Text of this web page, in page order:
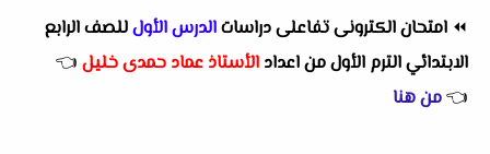
⏪ امتحان الكترونى تفاعلى دراساتالدرس الأولللصف الرابع
الابتدائي الترم الأول من اعداد الأستاذ عماد حمدى خليل 👈
👈من هنا